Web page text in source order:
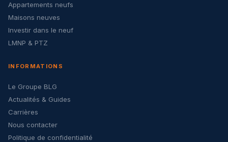
Appartements neufs
Maisons neuves
Investir dans le neuf
LMNP & PTZ
INFORMATIONS
Le Groupe BLG
Actualités & Guides
Carrières
Nous contacter
Politique de confidentialité